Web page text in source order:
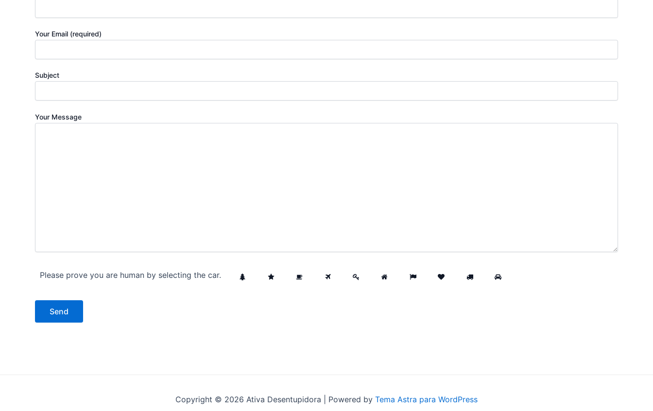
Your Email (required)
Subject
Your Message
Please prove you are human by selecting the car.
Copyright © 2026 Ativa Desentupidora | Powered by Tema Astra para WordPress